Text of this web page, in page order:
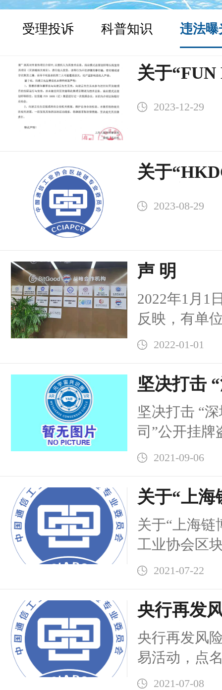
受理投诉 科普知识 违法曝
关于
名义进行
2023-12-29
关于
2023-08-29
声 明
2022年1月1
反映，有单
挂我委合作
单位并未获
单位到我委
（
求该单位立
影响，我委
利。
2022-01-01
坚决打击
技公司”
义非法成
坚决打击 “
司”公开挂牌
式中心
2021-09-06
关于“上海
国通信工
委员会作
（
关于“上海链
工业协会区
办单位（
2021-07-22
央行再发
货币交易
的“北京取
来头？
央行再发风
易活动，点
化”究竟什么
2021-07-08